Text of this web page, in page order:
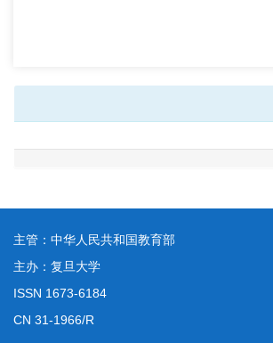
主管：中华人民共和国教育部
主办：复旦大学
ISSN 1673-6184
CN 31-1966/R